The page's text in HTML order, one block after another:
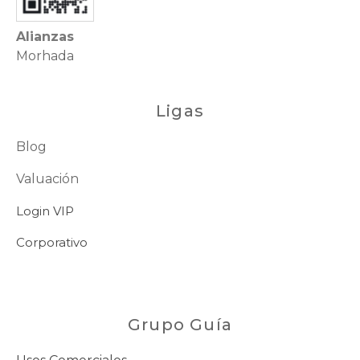
Alianzas
Morhada
Ligas
Blog
Valuación
Login VIP
Corporativo
Grupo Guía